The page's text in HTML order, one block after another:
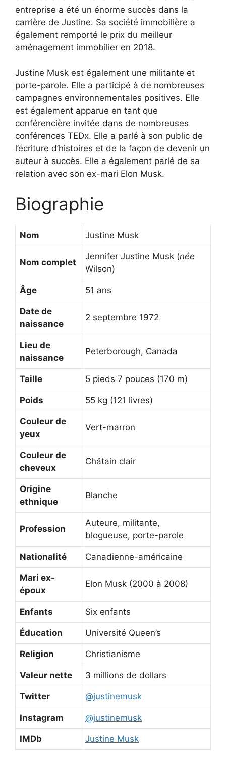
entreprise a été un énorme succès dans la
carrière de Justine. Sa société immobilière a
également remporté le prix du meilleur
aménagement immobilier en 2018.
Justine Musk est également une militante et
porte-parole. Elle a participé à de nombreuses
campagnes environnementales positives. Elle
est également apparue en tant que
conférencière invitée dans de nombreuses
conférences TEDx. Elle a parlé à son public de
l’écriture d’histoires et de la façon de devenir un
auteur à succès. Elle a également parlé de sa
relation avec son ex-mari Elon Musk.
Biographie
Nom Justine Musk
Nom complet
Jennifer Justine Musk (née
Wilson)
Âge 51 ans
Date de
naissance
2 septembre 1972
Lieu de
naissance
Peterborough, Canada
Taille 5 pieds 7 pouces (170 m)
Poids 55 kg (121 livres)
Couleur de
yeux
Vert-marron
Couleur de
cheveux
Châtain clair
Origine
ethnique
Blanche
Profession
Auteure, militante,
blogueuse, porte-parole
Nationalité Canadienne-américaine
Mari ex-
époux
Elon Musk (2000 à 2008)
Enfants Six enfants
Éducation Université Queen’s
Religion Christianisme
Valeur nette 3 millions de dollars
Twitter @justinemusk
Instagram @justinemusk
IMDb Justine Musk